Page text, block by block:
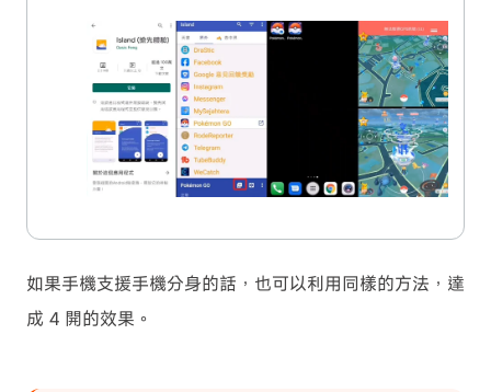
如果手機支援手機分身的話，也可以利用同樣的方法，達
成 4 開的效果。